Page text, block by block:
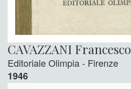
CAVAZZANI Francesco
Editoriale Olimpia - Firenze
1946